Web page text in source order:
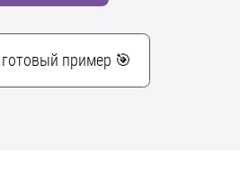
готовый пример 🎯